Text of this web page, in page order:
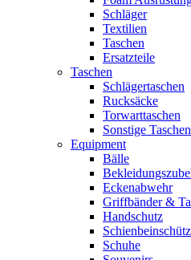
Schläger
Textilien
Taschen
Ersatzteile
Taschen
Schlägertaschen
Rucksäcke
Torwarttaschen
Sonstige Taschen
Equipment
Bälle
Eckenabwehr
Griffbänder &
Handschutz
Schuhe